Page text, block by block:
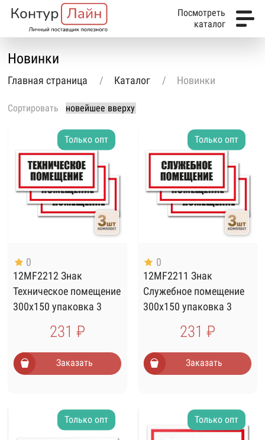
Посмотреть
каталог
Новинки
Главная страница Каталог Новинки
Сортировать
Только опт
0
12MF2212 Знак
Техническое помещение
300х150 упаковка 3
231 ₽
Заказать
Только опт
0
12MF2211 Знак
Служебное помещение
300х150 упаковка 3
231 ₽
Заказать
Только опт Только опт